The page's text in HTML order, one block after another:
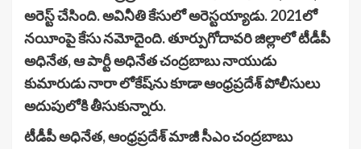
అరెస్ట్ చేసింది. అవినీతి కేసులో అరెస్టయ్యాడు. 2021లో
నయీంపై కేసు నమోదైంది. తూర్పుగోదావరి జిల్లాలో టీడీపీ
అధినేత, ఆ పార్టీ అధినేత చంద్రబాబు నాయుడు
కుమారుడు నారా లోకేష్‌ను కూడా ఆంధ్రప్రదేశ్ పోలీసులు
అదుపులోకి తీసుకున్నారు.
టీడీపీ అధినేత, ఆంధ్రప్రదేశ్ మాజీ సీఎం చంద్రబాబు